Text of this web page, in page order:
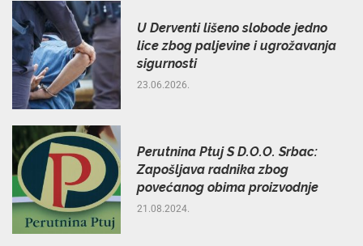
U Derventi lišeno slobode jedno
lice zbog paljevine i ugrožavanja
sigurnosti
23.06.2026.
Perutnina Ptuj S D.O.O. Srbac:
Zapošljava radnika zbog
povećanog obima proizvodnje
21.08.2024.